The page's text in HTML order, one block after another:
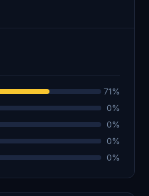
71%
0%
0%
0%
0%